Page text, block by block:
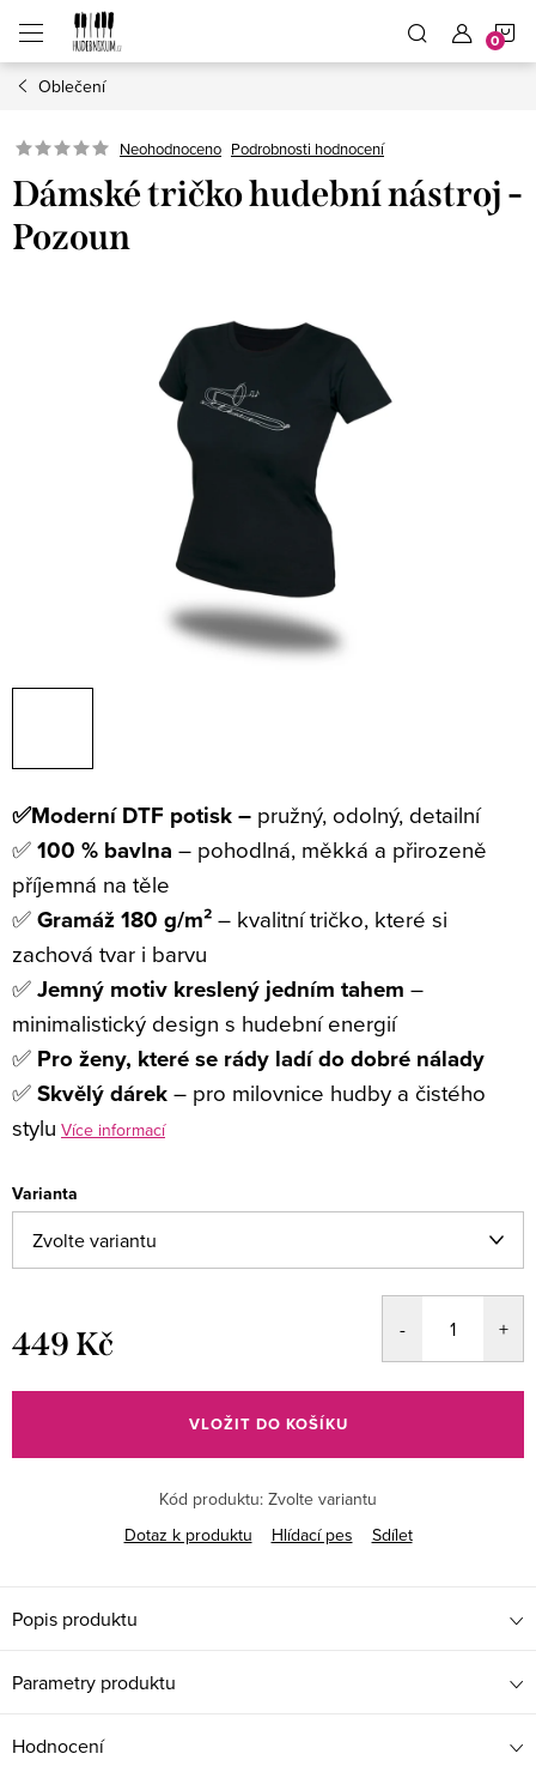
obsah
Oblečení
Neohodnoceno Podrobnosti hodnocení
Dámské tričko hudební nástroj -
Pozoun
✅Moderní DTF potisk – pružný, odolný, detailní
✅100 % bavlna – pohodlná, měkká a přirozeně
příjemná na těle
✅Gramáž 180 g/m²– kvalitní tričko, které si
zachová tvar i barvu
✅Jemný motiv kreslený jedním tahem –
minimalistický design s hudební energií
✅ Pro ženy, které se rády ladí do dobré nálady
✅Skvělý dárek– pro milovnice hudby a čistého
stylu Více informací
Varianta
449 Kč
cena:
VLOŽIT DO KOŠÍKU
Kód produktu: Zvolte variantu
Dotaz k produktu
Hlídací pes Sdílet
Popis produktu
Parametry produktu
Hodnocení